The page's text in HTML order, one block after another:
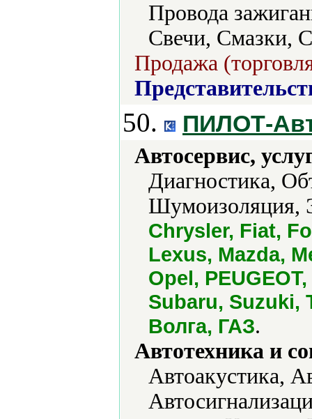
Провода
Свечи, Смазки,
Продажа
50. ПИЛОТ-
Автосервис,
Диагностика,
Шумоизоляция,
Chrysler, Fiat,
Lexus, Mazda,
Opel,
Subaru, Suzuki,
Волга, ГАЗ.
Автотехника и
Автоакустика,